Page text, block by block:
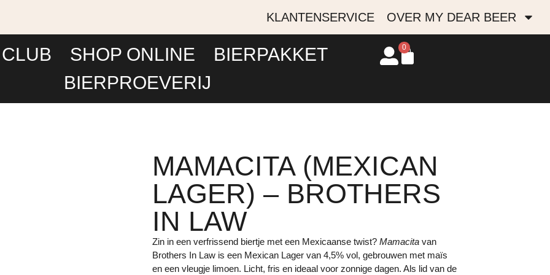
KLANTENSERVICE OVER MY DEAR BEER
SHOP ONLINE
BIERPAKKET
BIERPROEVERIJ
0
MAMACITA (MEXICAN
LAGER) – BROTHERS
IN LAW
Zin in een verfrissend biertje met een Mexicaanse twist? Mamacitavan
Brothers In Law is een Mexican Lager van 4,5% vol, gebrouwen met maïs
en een vleugje limoen. Licht, fris en ideaal voor zonnige dagen. Als lid van de